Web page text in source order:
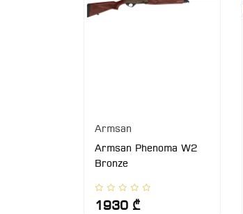
Armsan
Armsan Phenoma W2
Bronze
1930 ₾